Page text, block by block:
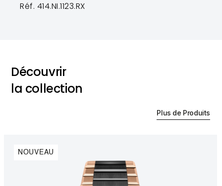
Réf. 414.NI.1123.RX
Découvrir
la collection
Plus de Produits
NOUVEAU